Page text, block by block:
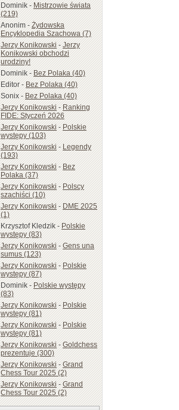
Dominik-Mistrzowie świata
(219)
Anonim-Żydowska
Encyklopedia Szachowa (7)
Jerzy Konikowski-Jerzy
Konikowski obchodzi
urodziny!
Dominik-Bez Polaka (40)
Editor-Bez Polaka (40)
Sonix-Bez Polaka (40)
Jerzy Konikowski-Ranking
FIDE: Styczeń 2026
Jerzy Konikowski-Polskie
występy (103)
Jerzy Konikowski-Legendy
(193)
Jerzy Konikowski-Bez
Polaka (37)
Jerzy Konikowski-Polscy
szachiści (10)
Jerzy Konikowski-DME 2025
(1)
Krzysztof Kledzik-Polskie
występy (83)
Jerzy Konikowski-Gens una
sumus (123)
Jerzy Konikowski-Polskie
występy (87)
Dominik-Polskie występy
(83)
Jerzy Konikowski-Polskie
występy (81)
Jerzy Konikowski-Polskie
występy (81)
Jerzy Konikowski-Goldchess
prezentuje (300)
Jerzy Konikowski-Grand
Chess Tour 2025 (2)
Jerzy Konikowski-Grand
Chess Tour 2025 (2)